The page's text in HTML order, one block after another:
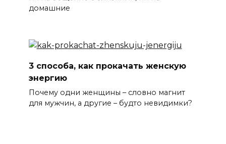
домашние
3 способа, как прокачать женскую
энергию
Почему одни женщины – словно магнит
для мужчин, а другие – будто невидимки?